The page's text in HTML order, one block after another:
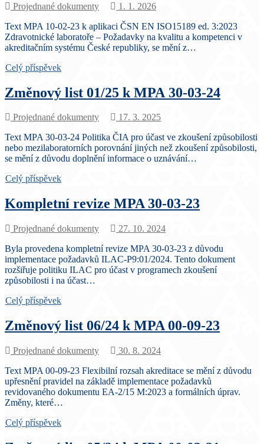
Projednané dokumenty
1. 1. 2026
Text MPA 10-02-23 k aplikaci ČSN EN ISO15189 ed. 3:2023
Zdravotnické laboratoře – Požadavky na kvalitu a kompetenci v
akreditačním systému České republiky, se mění z…
Celý příspěvek
Změnový list 01/25 k MPA 30-03-24
Projednané dokumenty
17. 3. 2025
Text MPA 30-03-24 Politika ČIA pro účast ve zkoušení způsobilosti
nebo mezilaboratorních porovnání jiných než zkoušení způsobilosti,
se mění z důvodu doplnění informace o uznávání…
Celý příspěvek
Kompletní revize MPA 30-03-23
Projednané dokumenty
27. 10. 2024
Byla provedena kompletní revize MPA 30-03-23 z důvodu
implementace požadavků ILAC-P9:01/2024. Tento dokument
rozšiřuje politiku ILAC pro účast v programech zkoušení
způsobilosti i na účast…
Celý příspěvek
Změnový list 06/24 k MPA 00-09-23
Projednané dokumenty
30. 8. 2024
Text MPA 00-09-23 Flexibilní rozsah akreditace se mění z důvodu
upřesnění pravidel na základě implementace požadavků
revidovaného dokumentu EA-2/15 M:2023 a formálních úprav.
Změny, které…
Celý příspěvek